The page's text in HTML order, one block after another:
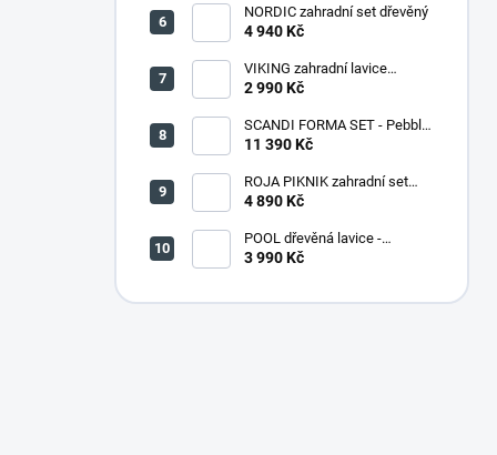
NORDIC zahradní set dřevěný
4 940 Kč
VIKING zahradní lavice
dřevěná PŘÍRODNÍ - 180 cm
2 990 Kč
SCANDI FORMA SET - Pebble
grey/Soft biege
11 390 Kč
ROJA PIKNIK zahradní set
dřevěný - 160 cm - lakovaný
4 890 Kč
POOL dřevěná lavice -
PŘÍRODNÍ
3 990 Kč